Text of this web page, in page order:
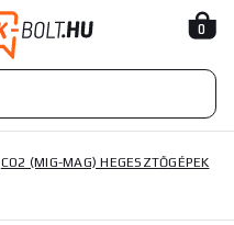
0
CO2 (MIG-MAG) HEGESZTŐGÉPEK